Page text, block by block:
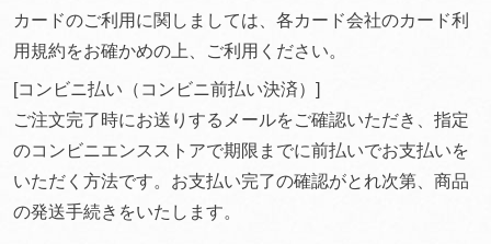
カードのご利用に関しましては、各カード会社のカード利
用規約をお確かめの上、ご利用ください。
[コンビニ払い（コンビニ前払い決済）]
ご注文完了時にお送りするメールをご確認いただき、指定
のコンビニエンスストアで期限までに前払いでお支払いを
いただく方法です。お支払い完了の確認がとれ次第、商品
の発送手続きをいたします。